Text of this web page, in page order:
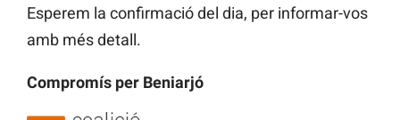
Esperem la confirmació del dia, per informar-vos
amb més detall.
Compromís per Beniarjó